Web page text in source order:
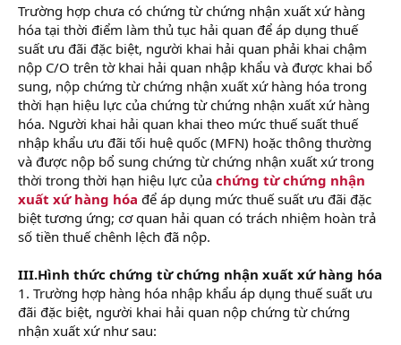
Trường hợp chưa có chứng từ chứng nhận xuất xứ hàng
hóa tại thời điểm làm thủ tục hải quan để áp dụng thuế
suất ưu đãi đặc biệt, người khai hải quan phải khai chậm
nộp C/O trên tờ khai hải quan nhập khẩu và được khai bổ
sung, nộp chứng từ chứng nhận xuất xứ hàng hóa trong
thời hạn hiệu lực của chứng từ chứng nhận xuất xứ hàng
hóa. Người khai hải quan khai theo mức thuế suất thuế
nhập khẩu ưu đãi tối huệ quốc (MFN) hoặc thông thường
và được nộp bổ sung chứng từ chứng nhận xuất xứ trong
thời trong thời hạn hiệu lực của chứng từ chứng nhận
xuất xứ hàng hóa để áp dụng mức thuế suất ưu đãi đặc
biệt tương ứng; cơ quan hải quan có trách nhiệm hoàn trả
số tiền thuế chênh lệch đã nộp.
III.Hình thức chứng từ chứng nhận xuất xứ hàng hóa
1. Trường hợp hàng hóa nhập khẩu áp dụng thuế suất ưu
đãi đặc biệt, người khai hải quan nộp chứng từ chứng
nhận xuất xứ như sau: